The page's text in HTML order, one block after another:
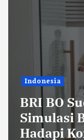
Indonesia
BRI BO
Perayaan
Pererat